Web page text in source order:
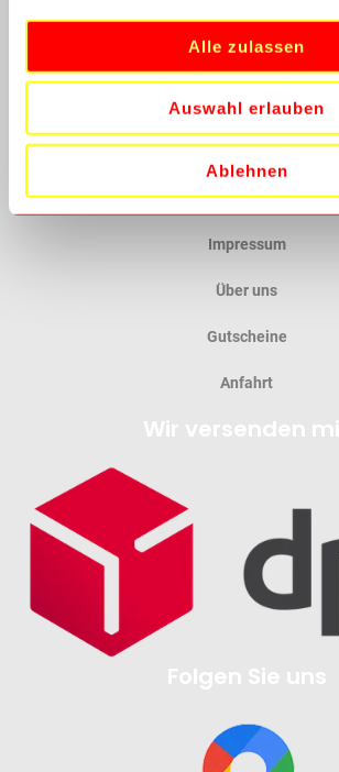
Alle zulassen
Auswahl erlauben
Ablehnen
Widerrufsbelehrung
Technik modern
Kontaktieren Sie uns
Impressum
Über uns
Gutscheine
Anfahrt